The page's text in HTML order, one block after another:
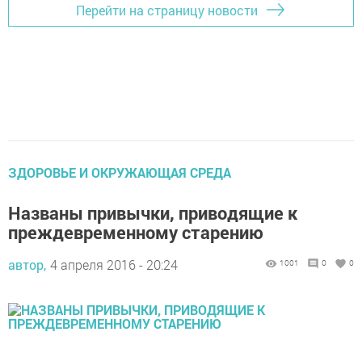
Перейти на страницу новости
ЗДОРОВЬЕ И ОКРУЖАЮЩАЯ СРЕДА
Названы привычки, приводящие к
преждевременному старению
автор, 4 апреля 2016 - 20:24 1001 0 0